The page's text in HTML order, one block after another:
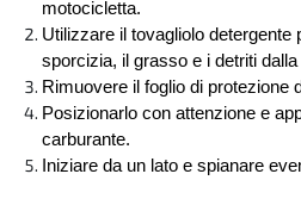
motocicletta.
Utilizzare il tovagliolo detergente
sporcizia, il grasso e i detriti
Rimuovere il foglio di protezione
Posizionarlo con attenzione e
carburante.
Iniziare da un lato e spianare